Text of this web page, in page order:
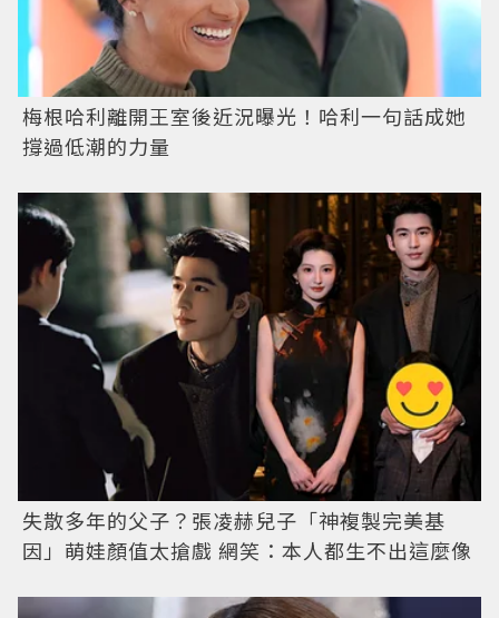
梅根哈利離開王室後近況曝光！哈利一句話成她
撐過低潮的力量
失散多年的父子？張凌赫兒子「神複製完美基
因」萌娃顏值太搶戲 網笑：本人都生不出這麼像